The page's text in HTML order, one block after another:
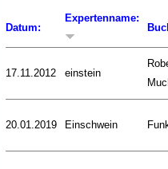
Datum:
Expertenname:
17.11.2012 einstein
20.01.2019 Einschwein